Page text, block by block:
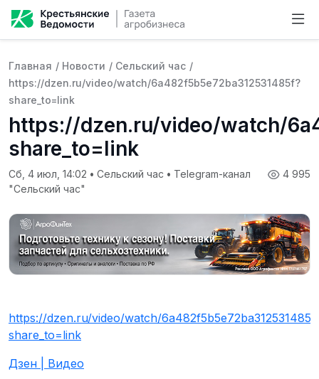
Главная / Новости / Сельский час /
https://dzen.ru/video/watch/6a482f5b5e72ba312531485f?
share_to=link
https://dzen.ru/video/watch/
share_to=link
4 995
Сб, 4 июл, 14:02 • Сельский час • Telegram-канал
"Сельский час"
https://dzen.ru/video/watch/
share_to=link
Дзен | Видео